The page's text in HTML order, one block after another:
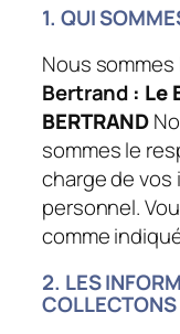
1. QUI
Nous sommes
Bertrand : Le
BERTRAND
sommes le
charge de vos
personnel.
comme
2. LES
COLLECTONS